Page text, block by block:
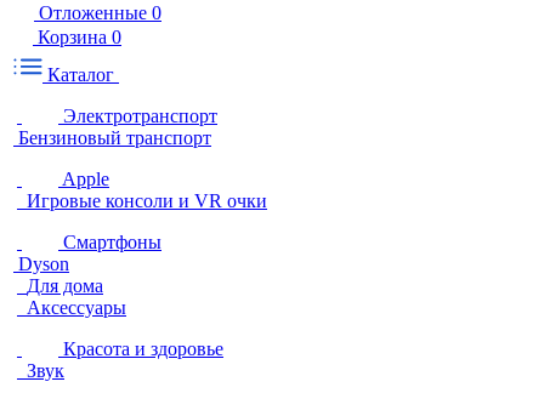
Отложенные 0
Корзина 0
Каталог
Электротранспорт
Бензиновый транспорт
Apple
Игровые консоли и VR очки
Смартфоны
Dyson
Для дома
Аксессуары
Красота и здоровье
Звук